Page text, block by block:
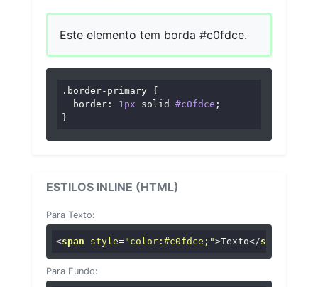
Este elemento tem borda #c0fdce.
.border-primary {
border : 1px solid #c0fdce ;
}
ESTILOS INLINE (HTML)
Para Texto:
<span style="color:#c0fdce;">Texto</span
Para Fundo: